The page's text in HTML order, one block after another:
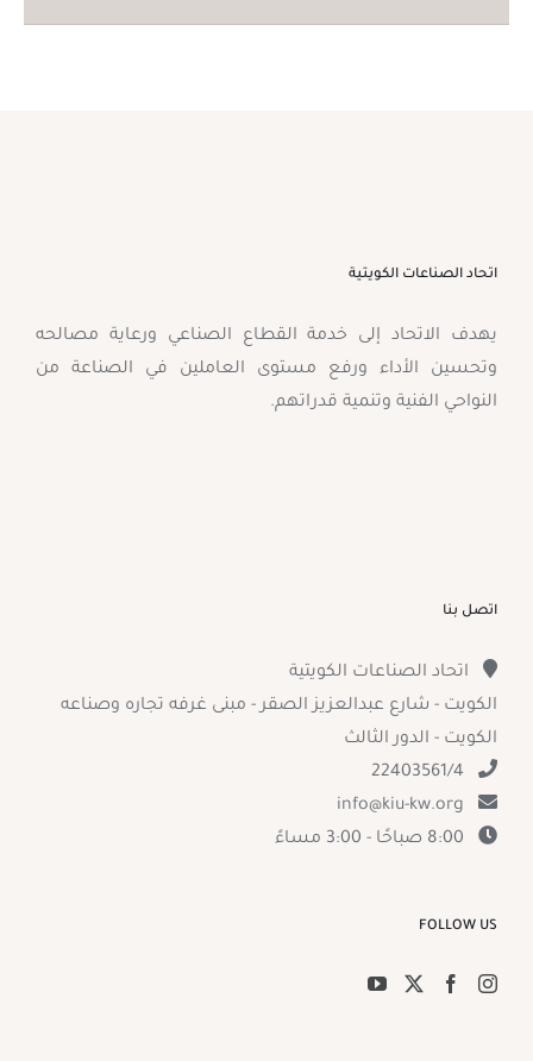
اتحاد الصناعات الكويتية
يهدف الاتحاد إلى خدمة القطاع الصناعي ورعاية مصالحه
وتحسين الأداء ورفع مستوى العاملين في الصناعة من
النواحي الفنية وتنمية قدراتهم.
اتصل بنا
اتحاد الصناعات الكويتية
الكويت - شارع عبدالعزيز الصقر - مبنى غرفه تجاره وصناعه
الكويت - الدور الثالث
22403561/4
info@kiu-kw.org
FOLLOW US